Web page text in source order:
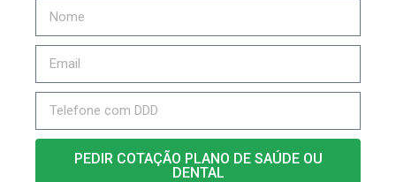
PEDIR COTAÇÃO PLANO DE SAÚDE OU
DENTAL